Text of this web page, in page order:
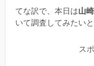
てな訳で、本日は山
いて調査してみたい
ス